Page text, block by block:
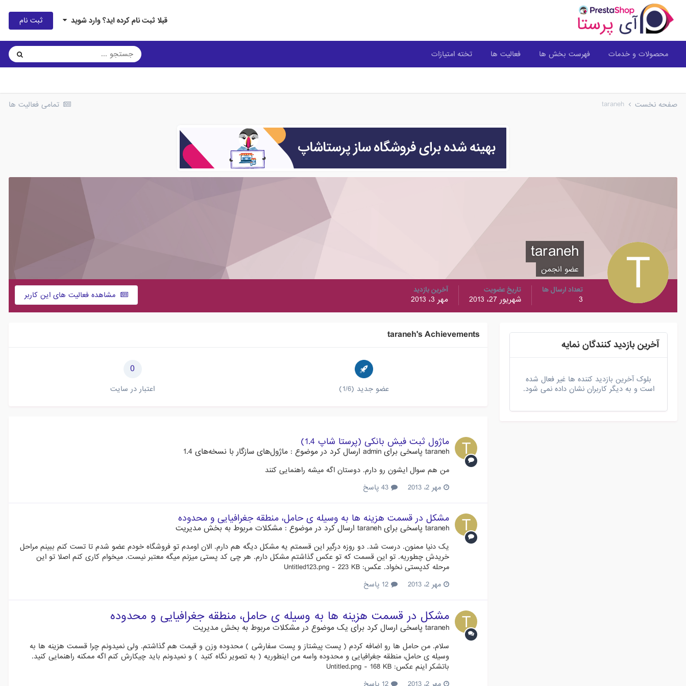
قبلا ثبت نام کرده اید؟ وارد شوید ثبت نام
محصولات و خدمات فهرست بخش ها فعالیت ها تخته امتیازات
تمامی فعالیت ها صفحه نخست taraneh
taraneh
عضو انجمن
مشاهده فعالیت های این کاربر تعداد ارسال ها
3
تاریخ عضویت
شهریور 27، 2013
آخرین بازدید
مهر 3، 2013
آخرین بازدید کنندگان نمایه
بلوک آخرین بازدید کننده ها غیر فعال شده
است و به دیگر کاربران نشان داده نمی شود.
taraneh's Achievements
عضو جدید (1/6)
0
اعتبار در سایت
ماژول ثبت فیش بانکی (پرستا شاپ 1.4)
taraneh پاسخی برای admin ارسال کرد در موضوع : ماژول‌های سازگار با نسخه‌های 1.4
من هم سوال ایشون رو دارم. دوستان اگه میشه راهنمایی کنند
مهر 2، 2013
مشکل در قسمت هزینه ها به وسیله ی حامل، منطقه جغرافیایی و محدوده
taraneh پاسخی برای taraneh ارسال کرد در موضوع : مشکلات مربوط به بخش مدیریت
یک دنیا ممنون. درست شد. دو روزه درگیر این قسمتم یه مشکل دیگه هم دارم. الان اومدم تو فروشگاه خودم عضو شدم تا تست کنم ببینم مراحل
خریدش چطوریه. تو این قسمت که تو عکس گذاشتم مشکل دارم. هر چی کد پستی میزنم میگه معتبر نیست. میخوام کاری کنم اصلا تو این
مرحله کدپستی نخواد. عکس: Untitled123.png - 223 KB
مهر 2، 2013
مشکل در قسمت هزینه ها به وسیله ی حامل، منطقه جغرافیایی و محدوده
taraneh پاسخی ارسال کرد برای یک موضوع در مشکلات مربوط به بخش مدیریت
سلام. من حامل ها رو اضافه کردم ( پست پیشتاز و پست سفارشی ) محدوده وزن و قیمت هم گذاشتم. ولی نمیدونم چرا قسمت هزینه ها به
وسیله ی حامل، منطقه جغرافیایی و محدوده واسه من اینطوریه ( به تصویر نگاه کنید ) و نمیدونم باید چیکارش کنم اگه ممکنه راهنمایی کنید.
باتشکر اینم عکس: Untitled.png - 168 KB